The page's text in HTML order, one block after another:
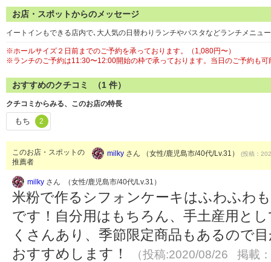
お店・スポットからのメッセージ
イートインもできる店内で､大人気の日替わりランチやパスタなどランチメニュ
※ホールサイズ２日前までのご予約を承っております。（1,080円〜）
※ランチのご予約は11:30〜12:00開始の枠で承っております。当日のご予約も
おすすめのクチコミ （1 件）
クチコミからみる、このお店の特長
もち 2
このお店・スポットの
推薦者
milky さん （女性/鹿児島市/40代/Lv.31） (投稿：
milky さん （女性/鹿児島市/40代/Lv.31）
米粉で作るシフォンケーキはふわふわ
です！自分用はもちろん、手土産用と
くさんあり、季節限定商品もあるので
おすすめします！
（投稿:2020/08/26 掲載